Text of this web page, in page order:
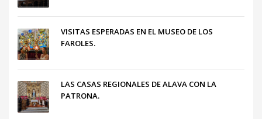
VISITAS ESPERADAS EN EL MUSEO DE LOS
FAROLES.
LAS CASAS REGIONALES DE ALAVA CON LA
PATRONA.